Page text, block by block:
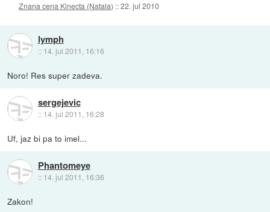
Znana cena Kinecta (Natala) ::22. jul 2010
lymph
:: 14. jul 2011, 16:16
Noro! Res super zadeva.
sergejevic
:: 14. jul 2011, 16:28
Uf, jaz bi pa to imel...
Phantomeye
:: 14. jul 2011, 16:36
Zakon!